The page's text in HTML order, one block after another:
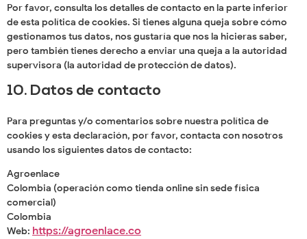
Por favor, consulta los detalles de contacto en la parte inferior
de esta política de cookies. Si tienes alguna queja sobre cómo
gestionamos tus datos, nos gustaría que nos la hicieras saber,
pero también tienes derecho a enviar una queja a la autoridad
supervisora (la autoridad de protección de datos).
10. Datos de contacto
Para preguntas y/o comentarios sobre nuestra política de
cookies y esta declaración, por favor, contacta con nosotros
usando los siguientes datos de contacto:
Agroenlace
Colombia (operación como tienda online sin sede física
comercial)
Colombia
Web: https://agroenlace.co